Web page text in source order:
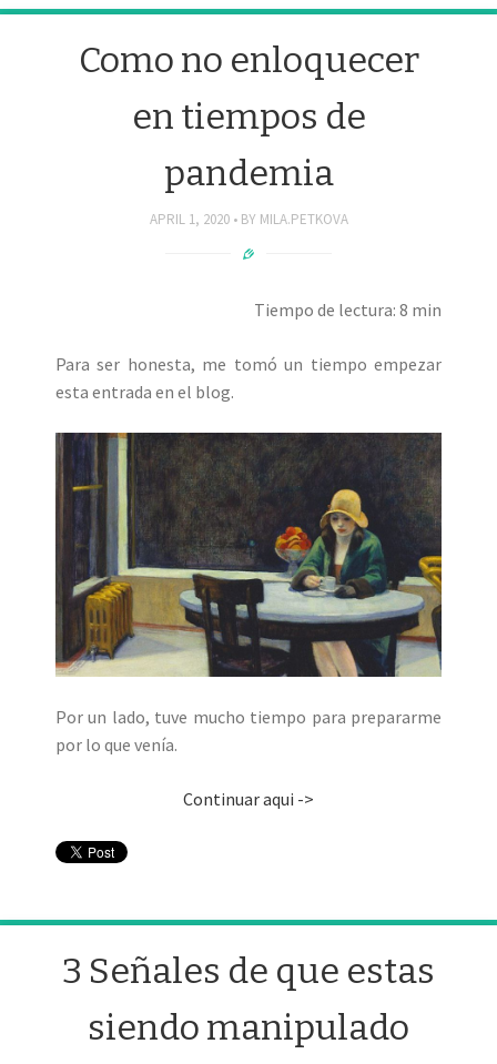
Como no enloquecer
en tiempos de
pandemia
APRIL 1, 2020 BY MILA.PETKOVA
Tiempo de lectura: 8 min
Para ser honesta, me tomó un tiempo empezar
esta entrada en el blog.
Por un lado, tuve mucho tiempo para prepararme
por lo que venía.
Continuar aqui ->
3 Señales de que estas
siendo manipulado